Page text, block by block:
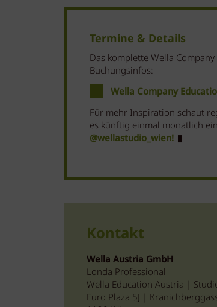
Termine & Details
Das komplette Wella
Buchungsinfos:
Wella Company
Für mehr Inspiration schaut
es künftig einmal monatlich
@wellastudio_wien!
Kontakt
Wella Austria GmbH
Londa Professional
Wella Education Austria |
Euro Plaza 5J |